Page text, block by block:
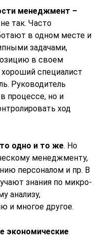
менеджмент –
так. Часто
в одном месте и
задачами,
в своем
специалист
Руководитель
процессе, но и
ход
одно и то же. Но
менеджменту,
персоналом и пр. В
знания по микро-
анализу,
и многое другое.
экономические